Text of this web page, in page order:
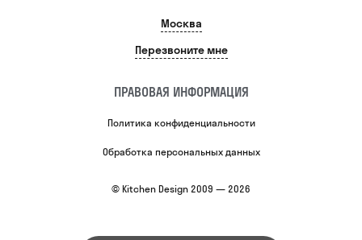
Москва
Перезвоните мне
ПРАВОВАЯ ИНФОРМАЦИЯ
Политика конфиденциальности
Обработка персональных данных
© Kitchen Design 2009 — 2026